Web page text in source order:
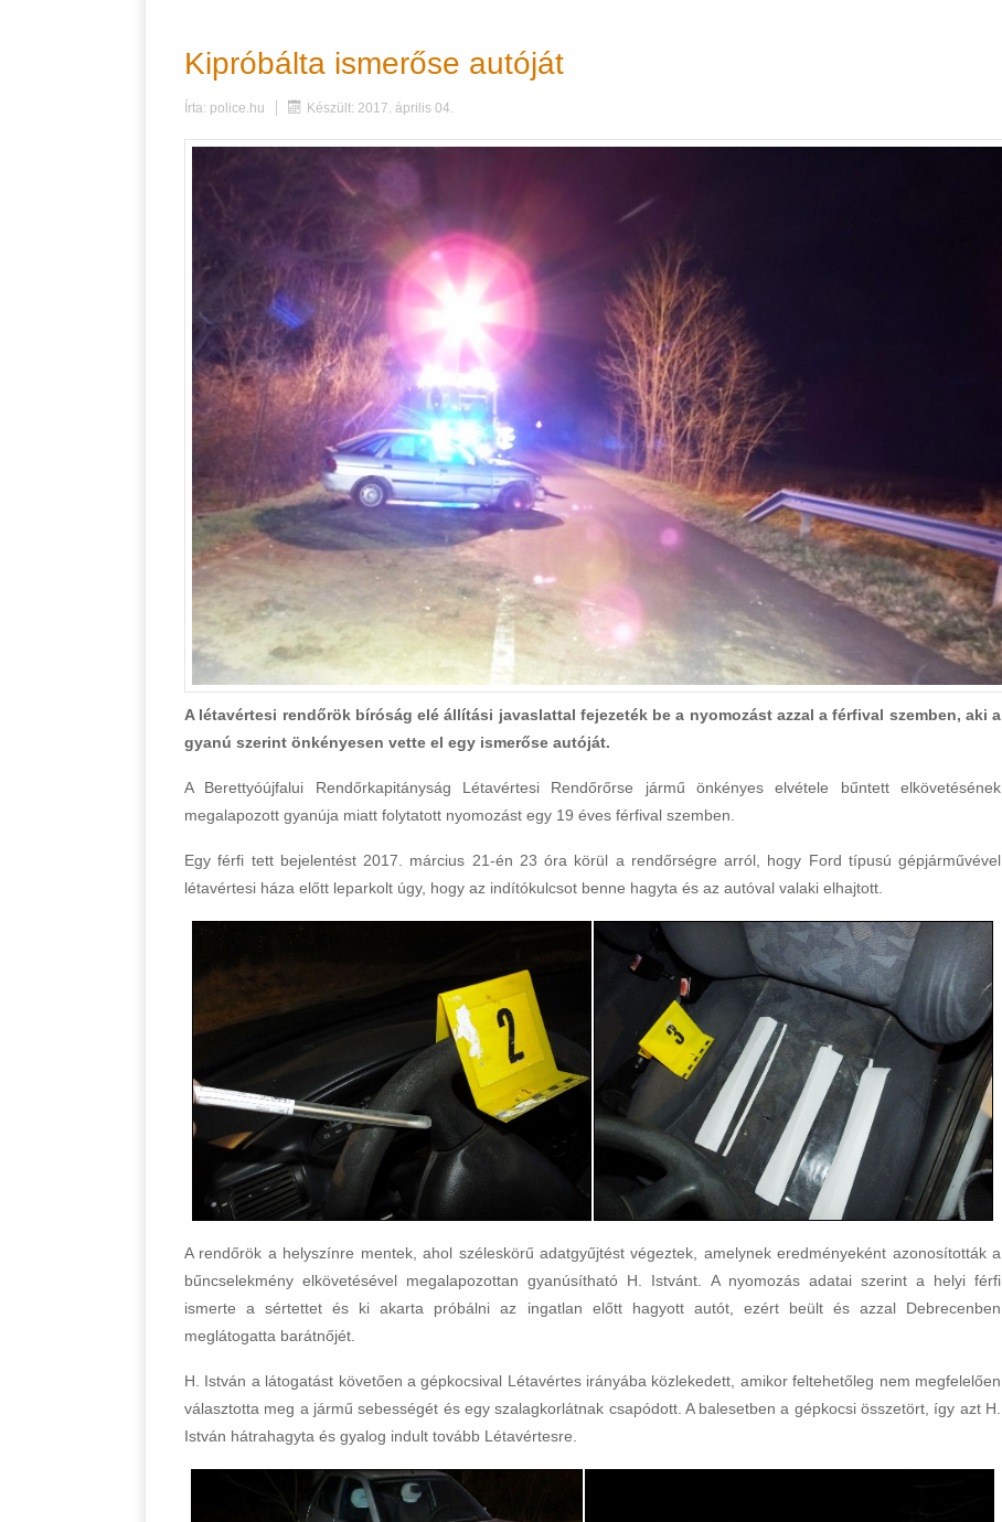
Kipróbálta ismerőse autóját
Írta: police.hu Készült: 2017. április 04.
A létavértesi rendőrök bíróság elé állítási javaslattal fejezeték be a nyomozást azzal a férfival szemben, aki a
gyanú szerint önkényesen vette el egy ismerőse autóját.
A Berettyóújfalui Rendőrkapitányság Létavértesi Rendőrőrse jármű önkényes elvétele bűntett elkövetésének
megalapozott gyanúja miatt folytatott nyomozást egy 19 éves férfival szemben.
Egy férfi tett bejelentést 2017. március 21-én 23 óra körül a rendőrségre arról, hogy Ford típusú gépjárművével
létavértesi háza előtt leparkolt úgy, hogy az indítókulcsot benne hagyta és az autóval valaki elhajtott.
A rendőrök a helyszínre mentek, ahol széleskörű adatgyűjtést végeztek, amelynek eredményeként azonosították a
bűncselekmény elkövetésével megalapozottan gyanúsítható H. Istvánt. A nyomozás adatai szerint a helyi férfi
ismerte a sértettet és ki akarta próbálni az ingatlan előtt hagyott autót, ezért beült és azzal Debrecenben
meglátogatta barátnőjét.
H. István a látogatást követően a gépkocsival Létavértes irányába közlekedett, amikor feltehetőleg nem megfelelően
választotta meg a jármű sebességét és egy szalagkorlátnak csapódott. A balesetben a gépkocsi összetört, így azt H.
István hátrahagyta és gyalog indult tovább Létavértesre.